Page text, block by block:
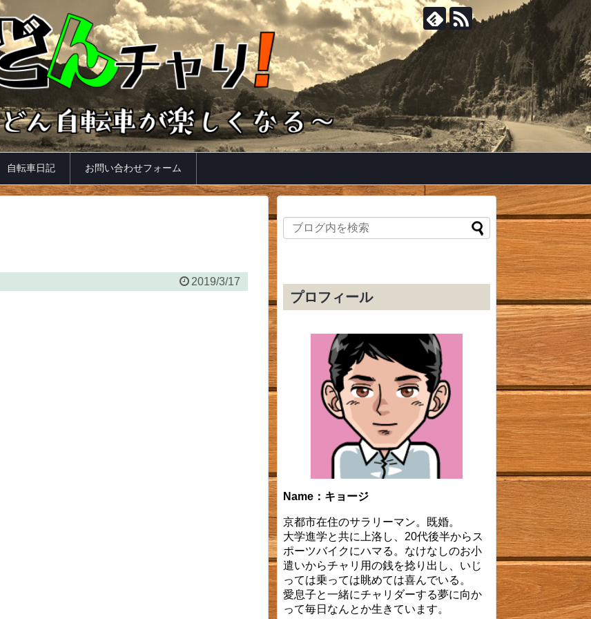
自転車日記 お問い合わせフォーム
2019/3/17
プロフィール
Name：キョージ
京都市在住のサラリーマン。既婚。
大学進学と共に上洛し、20代後半からス
ポーツバイクにハマる。なけなしのお小
遣いからチャリ用の銭を捻り出し、いじ
っては乗っては眺めては喜んでいる。
愛息子と一緒にチャリダーする夢に向か
って毎日なんとか生きています。